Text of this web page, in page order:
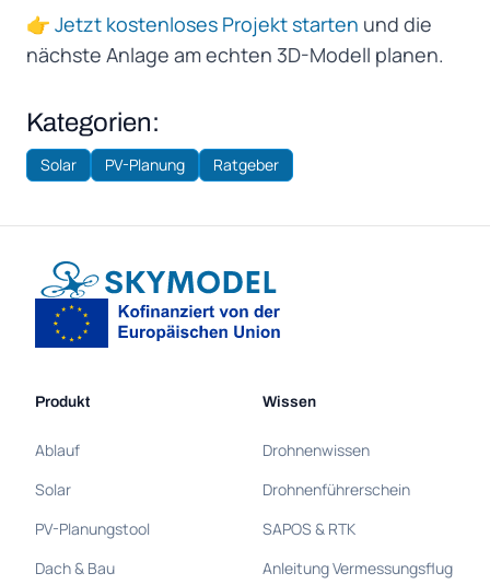
👉 Jetzt kostenloses Projekt starten und die
nächste Anlage am echten 3D-Modell planen.
Kategorien:
Solar PV-Planung Ratgeber
Produkt
Ablauf
Solar
PV-Planungstool
Dach & Bau
Wissen
Drohnenwissen
Drohnenführerschein
SAPOS & RTK
Anleitung Vermessungsflug